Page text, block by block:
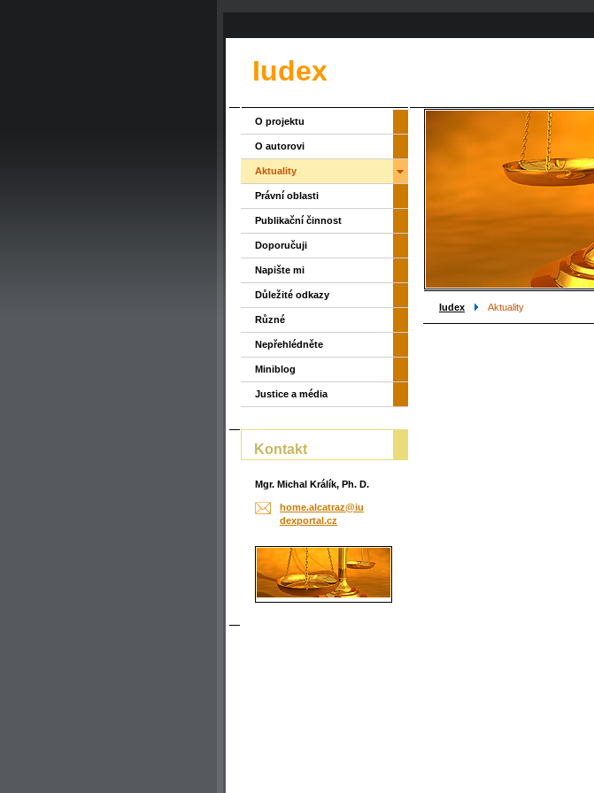
Iudex
Iudex Aktuality
O projektu
O autorovi
Aktuality
Právní oblasti
Publikační činnost
Doporučuji
Napište mi
Důležité odkazy
Různé
Nepřehlédněte
Miniblog
Justice a média
Kontakt
Mgr. Michal Králík, Ph. D.
home.alcatraz@iu
dexportal.cz